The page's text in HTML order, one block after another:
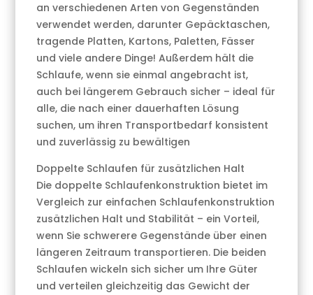
an verschiedenen Arten von Gegenständen
verwendet werden, darunter Gepäcktaschen,
tragende Platten, Kartons, Paletten, Fässer
und viele andere Dinge! Außerdem hält die
Schlaufe, wenn sie einmal angebracht ist,
auch bei längerem Gebrauch sicher – ideal für
alle, die nach einer dauerhaften Lösung
suchen, um ihren Transportbedarf konsistent
und zuverlässig zu bewältigen
Doppelte Schlaufen für zusätzlichen Halt
Die doppelte Schlaufenkonstruktion bietet im
Vergleich zur einfachen Schlaufenkonstruktion
zusätzlichen Halt und Stabilität – ein Vorteil,
wenn Sie schwerere Gegenstände über einen
längeren Zeitraum transportieren. Die beiden
Schlaufen wickeln sich sicher um Ihre Güter
und verteilen gleichzeitig das Gewicht der